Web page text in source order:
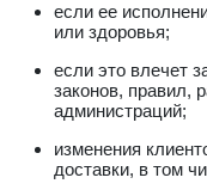
если ее
или здоровья;
если это влечет
законов, правил,
администраций;
изменения
доставки, в том